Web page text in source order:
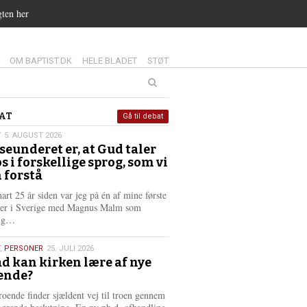
her
14.0:
OM BAPTIST.DK 15.0:
HELE BLADET 16.0:
STØT
5. AUGUST 2026
er, at Gud taler
i forskellige sprog, som vi
forstå
25 år siden var jeg på én af mine første
i Sverige med Magnus Malm som
s
m
e
r
e
, PERSONER 25. JULI 2026
kan kirken lære af nye
finder sjældent vej til troen gennem
Gå til debat